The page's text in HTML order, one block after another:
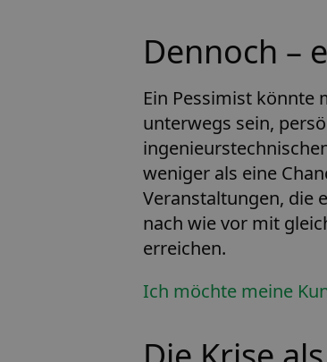
Dennoch –
Ein Pessimist könnte
unterwegs sein,
weniger als eine
Veranstaltungen, die
nach wie vor mit
erreichen.
Ich möchte meine